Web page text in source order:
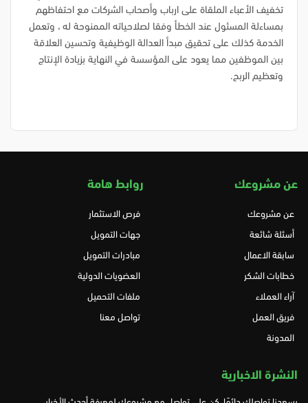
تخفيف الأعباء الملقاة على ارباب وأصحاب الشركات مع احتفاظهم
بمساءلة المسئول عند الخطأ وفقا لصلاحياته الممنوحة له ، وتعمل
الخدمة كذلك على تحقيق مبدأ العدالة الوظيفية وتحسين العلاقة
بين الموظفين مما يعود على المؤسسة في النهاية بزيادة الإنتاج
وتعظيم الربح.
عن مشروعك
عن مشروعك
أسئلة شائعة
سابقة الاعمال
خطابات الشكر
آراء العملاء
فريق العمل
المدونة
روابط هامة
فرص الاستثمار
جهات التمويل
مبادرات التمويل
العضويات الدولية
ملفات التحميل
تواصل معنا
النشرة الاخبارية